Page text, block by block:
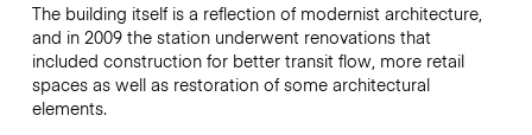
The building itself is a reflection of modernist architecture,
and in 2009 the station underwent renovations that
included construction for better transit flow, more retail
spaces as well as restoration of some architectural
elements.